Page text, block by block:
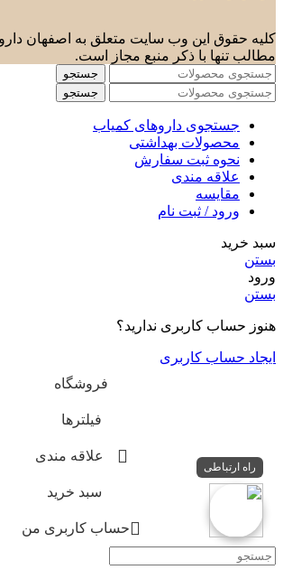
کلیه حقوق این وب سایت متعلق به اصفهان دارو
مطالب تنها با ذکر منبع مجاز است.
جستجو
جستجو
جستجوی داروهای کمیاب
محصولات بهداشتی
نحوه ثبت سفارش
علاقه مندی
مقایسه
ورود / ثبت نام
سبد خرید
بستن
ورود
بستن
هنوز حساب کاربری ندارید؟
ایجاد حساب کاربری
فروشگاه
فیلترها
علاقه مندی
سبد خرید
حساب کاربری من
راه ارتباطی